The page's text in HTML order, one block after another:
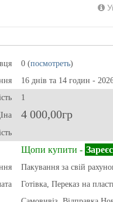
0 (посмотреть)
16 днів та 14 годин -
1
4 000,00гр
Щопи купити -
Пакування за свій
Готівка, Переказ на